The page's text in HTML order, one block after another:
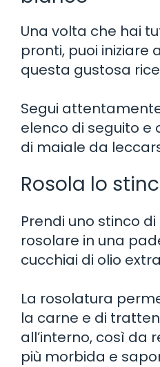
Una volta che hai
pronti, puoi iniziare
questa gustosa
Segui
elenco di seguito e
di maiale da
Rosola lo
Prendi uno stinco
rosolare in una
cucchiai di olio
La rosolatura
la carne e di
all’interno, così da
più morbida e